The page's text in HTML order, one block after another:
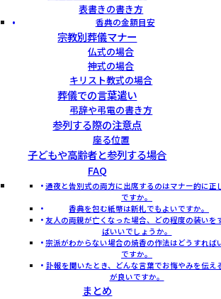
表書きの書き方
香典の金額目安
宗教別葬儀マナー
仏式の場合
神式の場合
キリスト教式の場合
葬儀での言葉遣い
弔辞や弔電の書き方
参列する際の注意点
座る位置
子どもや高齢者と参列する場合
FAQ
通夜と告別式の両方に出席するのはマナー的に正
ですか。
香典を包む紙幣は新札でもよいですか。
友人の両親が亡くなった場合、どの程度の装いを
ばいいでしょうか。
宗派がわからない場合の焼香の作法はどうすれば
ですか。
訃報を聞いたとき、どんな言葉でお悔やみを伝え
が良いですか。
まとめ